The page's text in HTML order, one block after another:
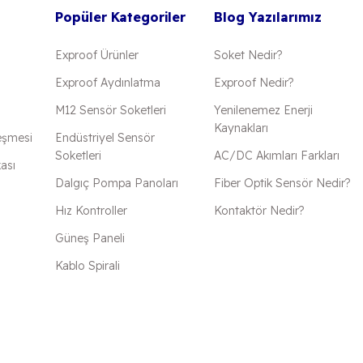
Popüler Kategoriler
Exproof Ürünler
Exproof Aydınlatma
M12 Sensör Soketleri
Endüstriyel Sensör
Soketleri
Dalgıç Pompa Panoları
Hız Kontroller
Güneş Paneli
Kablo Spirali
Blog Yazılarımız
Soket Nedir?
Exproof Nedir?
Yenilenemez Enerji
Kaynakları
AC/DC Akımları Farkları
Fiber Optik Sensör Nedir?
Kontaktör Nedir?